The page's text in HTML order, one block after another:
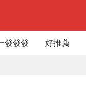
發發發 好推薦